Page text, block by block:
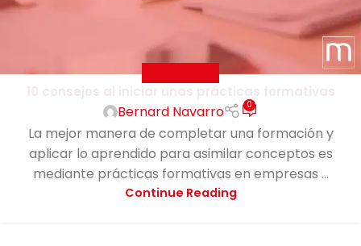
Bernard Navarro 0
La mejor manera de completar una formación y
aplicar lo aprendido para asimilar conceptos es
mediante prácticas formativas en empresas ...
Continue Reading